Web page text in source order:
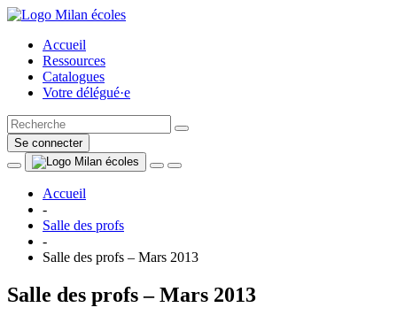
Accueil
Ressources
Catalogues
Votre délégué·e
Se connecter
Accueil
-
Salle des profs
-
Salle des profs – Mars 2013
Salle des profs – Mars 2013